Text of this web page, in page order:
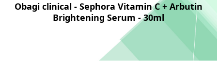
Obagi clinical - Sephora Vitamin C + Arbutin
Brightening Serum - 30ml